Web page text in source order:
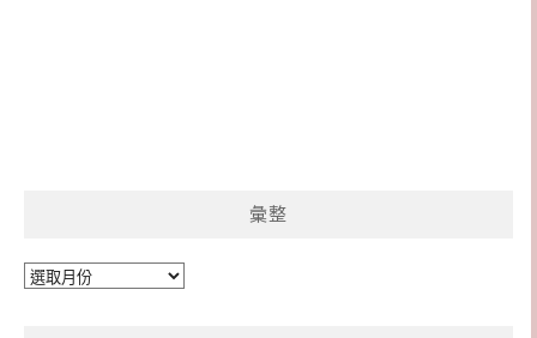
彙整
彙